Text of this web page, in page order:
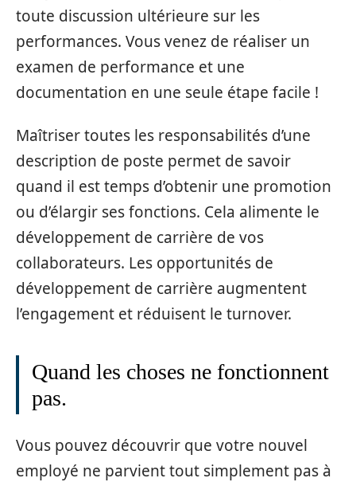
toute discussion ultérieure sur les
performances. Vous venez de réaliser un
examen de performance et une
documentation en une seule étape facile !
Maîtriser toutes les responsabilités d’une
description de poste permet de savoir
quand il est temps d’obtenir une promotion
ou d’élargir ses fonctions. Cela alimente le
développement de carrière de vos
collaborateurs. Les opportunités de
développement de carrière augmentent
l’engagement et réduisent le turnover.
Quand les choses ne fonctionnent
pas.
Vous pouvez découvrir que votre nouvel
employé ne parvient tout simplement pas à